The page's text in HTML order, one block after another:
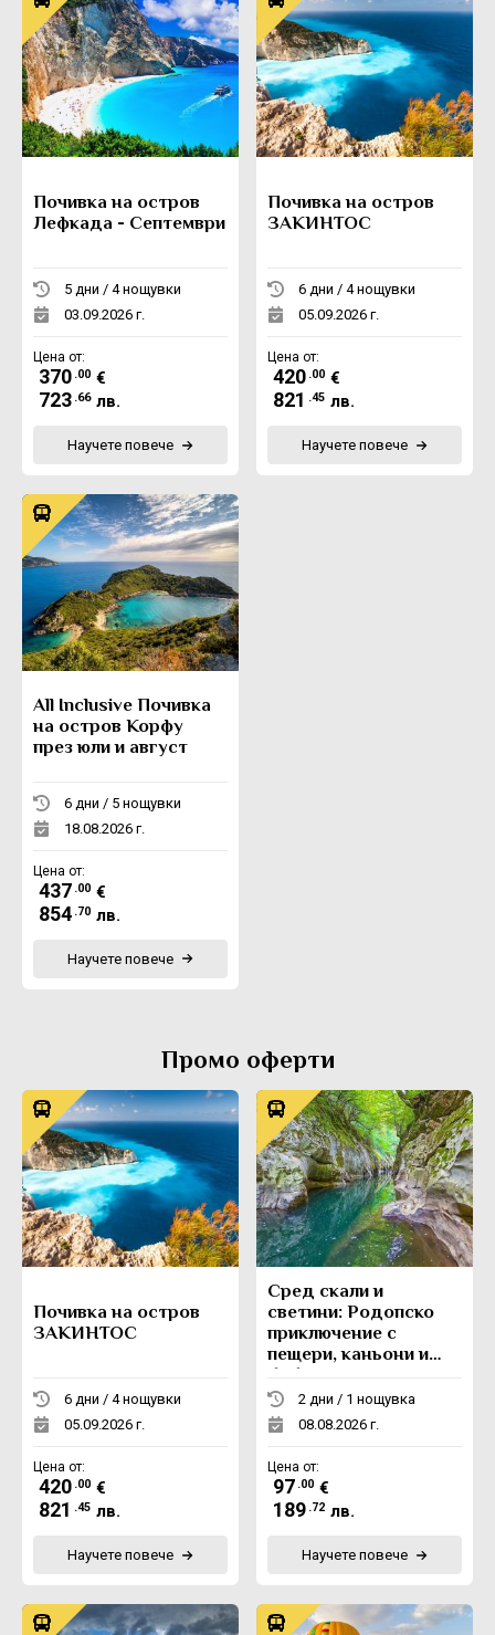
Почивка на остров
Лефкада - Септември
5 дни / 4 нощувки
03.09.2026 г.
Цена от:
370 .00 €
723 .66 лв.
Научете повече
Почивка на остров
ЗАКИНТОС
6 дни / 4 нощувки
05.09.2026 г.
Цена от:
420 .00 €
821 .45 лв.
Научете повече
All Inclusive Почивка
на остров Корфу
през юли и август
6 дни / 5 нощувки
18.08.2026 г.
Цена от:
437 .00 €
854 .70 лв.
Научете повече
Промо оферти
Почивка на остров
ЗАКИНТОС
6 дни / 4 нощувки
05.09.2026 г.
Цена от:
420 .00 €
821 .45 лв.
Научете повече
Сред скали и
светини: Родопско
приключение с
пещери, каньони и
боб
2 дни / 1 нощувка
08.08.2026 г.
Цена от:
97 .00 €
189 .72 лв.
Научете повече